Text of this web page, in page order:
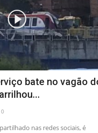
bate no vagão
0
nas redes sociais, é